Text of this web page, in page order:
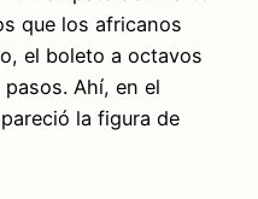
que los africanos
el boleto a octavos
Ahí, en el
la figura de